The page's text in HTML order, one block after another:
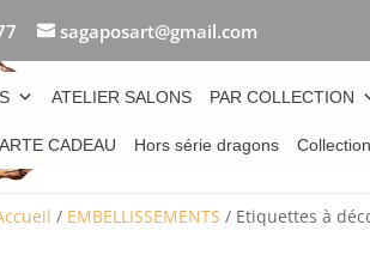
sagaposart@gmail.com
ATELIER SALONS PAR COLLECTION
CADEAU Hors série dragons
/ EMBELLISSEMENTS / Etiquettes à